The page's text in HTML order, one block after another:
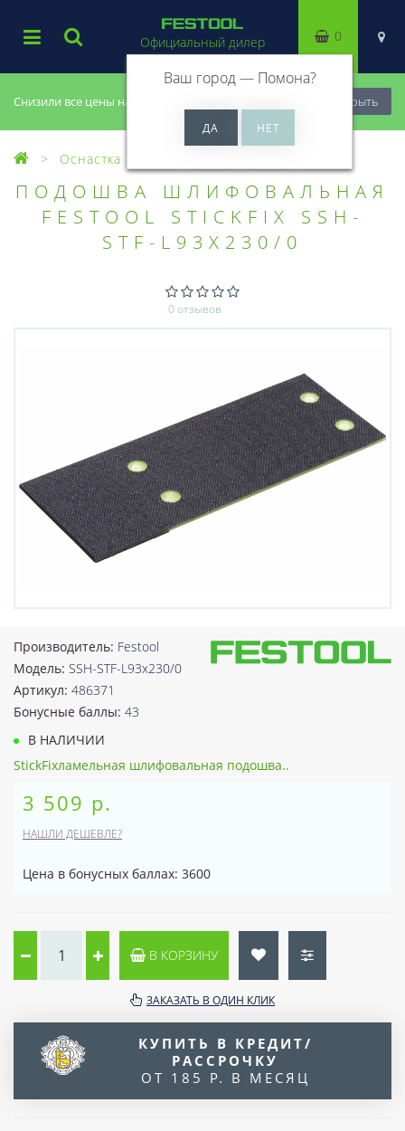
Снизили все цены на 20%, успей купить! Закрыть
Официальный дилер
Ваш город — Помона?
0
Оснастка
ПОДОШВА ШЛИФОВАЛЬНАЯ
FESTOOL STICKFIX SSH-
STF-L93X230/0
0 отзывов
Производитель: Festool
Модель: SSH-STF-L93x230/0
Артикул: 486371
Бонусные баллы: 43
В НАЛИЧИИ
StickFixламельная шлифовальная подошва..
3 509 р.
НАШЛИ ДЕШЕВЛЕ?
Цена в бонусных баллах: 3600
В КОРЗИНУ
ЗАКАЗАТЬ В ОДИН КЛИК
КУПИТЬ В КРЕДИТ/
РАССРОЧКУ
ОТ 185 Р. В МЕСЯЦ